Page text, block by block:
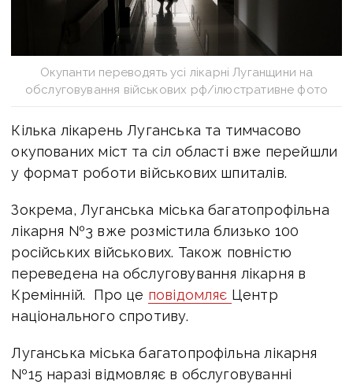
Окупанти переводять усі лікарні Луганщини на
обслуговування військових рф/ілюстративне фото
Кілька лікарень Луганська та тимчасово
окупованих міст та сіл області вже перейшли
у формат роботи військових шпиталів.
Зокрема, Луганська міська багатопрофільна
лікарня №3 вже розмістила близько 100
російських військових. Також повністю
переведена на обслуговування лікарня в
Кремінній. Про це повідомляє Центр
національного спротиву.
Луганська міська багатопрофільна лікарня
№15 наразі відмовляє в обслуговуванні